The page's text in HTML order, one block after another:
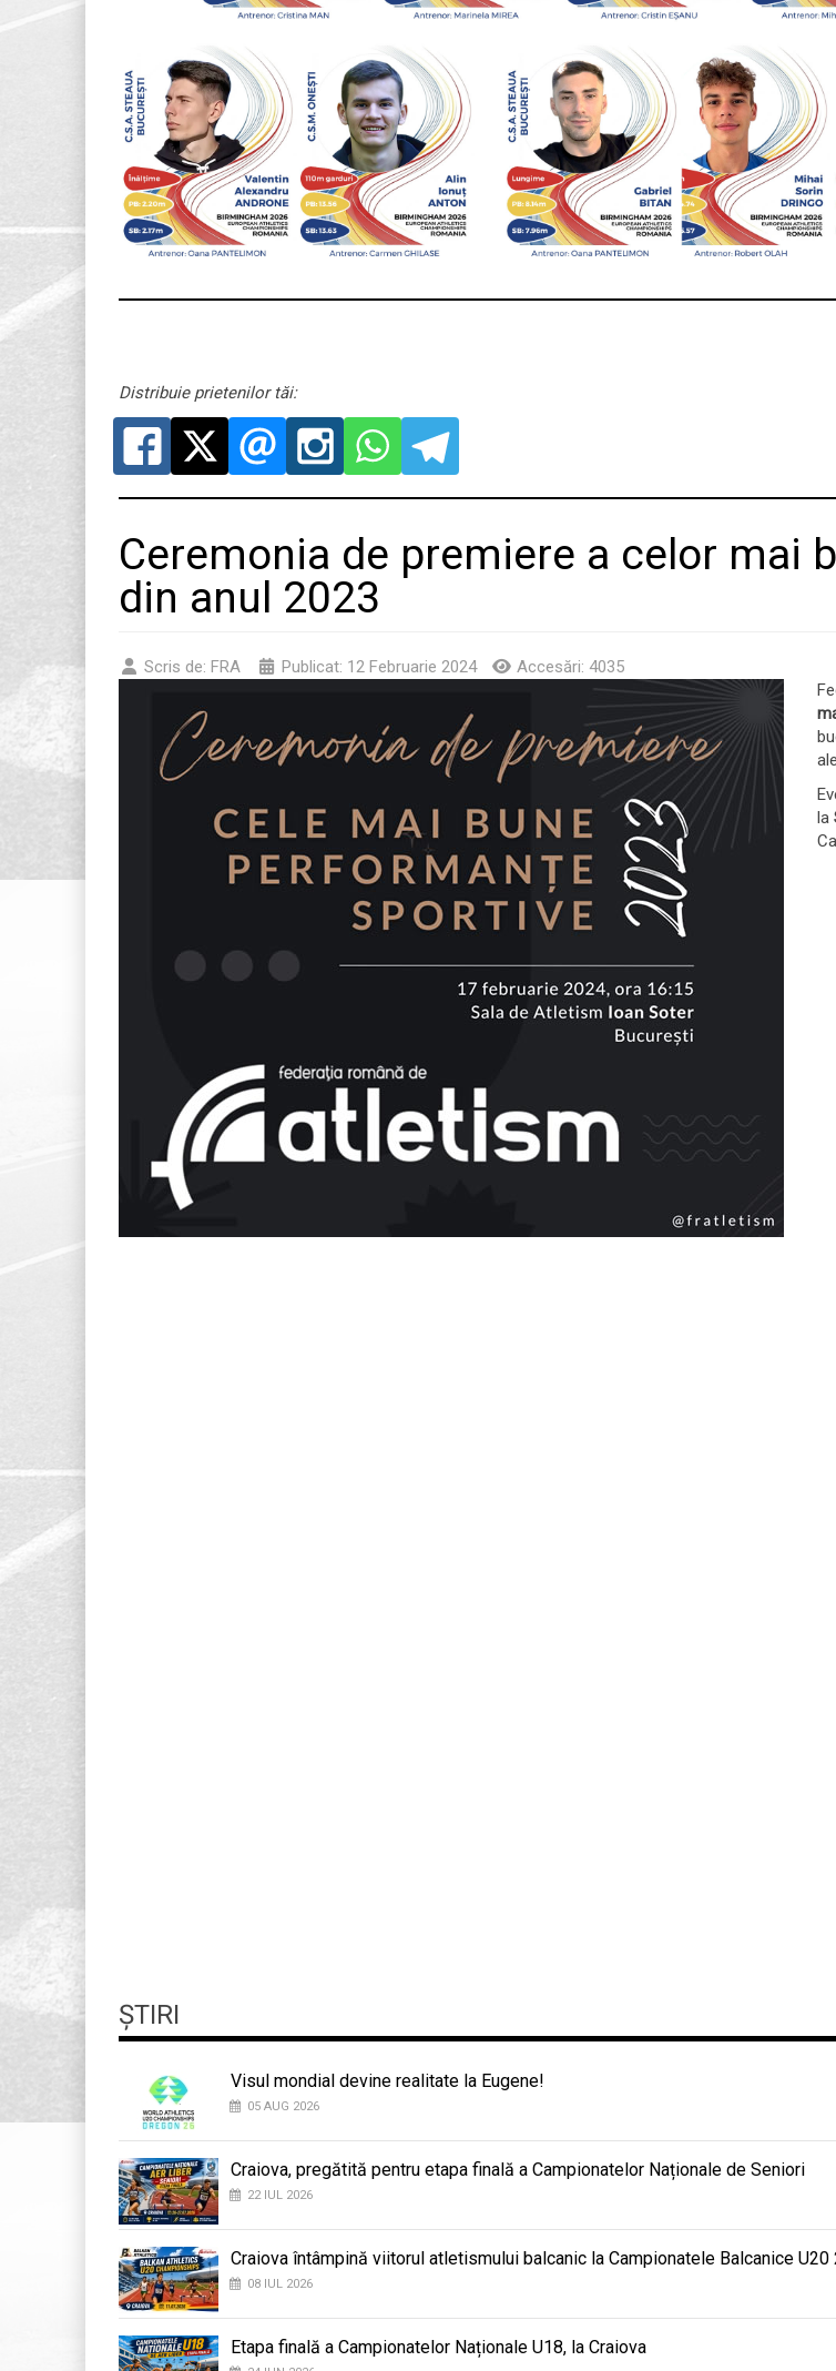
Distribuie prietenilor tăi:
Ceremonia de premiere a celor mai
din anul 2023
Scris de: FRA Publicat: 12 Februarie 2024
Accesări: 4035
la
ȘTIRI
Visul mondial devine realitate la Eugene!
05 AUG 2026
Craiova, pregătită pentru etapa finală a Campionatelor Naționale de Seniori
22 IUL 2026
Craiova întâmpină viitorul atletismului balcanic la Campionatele Balcanice U20
08 IUL 2026
Etapa finală a Campionatelor Naționale U18, la Craiova